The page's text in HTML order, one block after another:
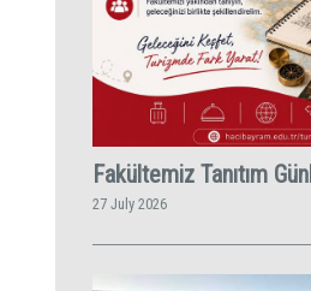
Fakültemiz Tanıtım
27 July 2026